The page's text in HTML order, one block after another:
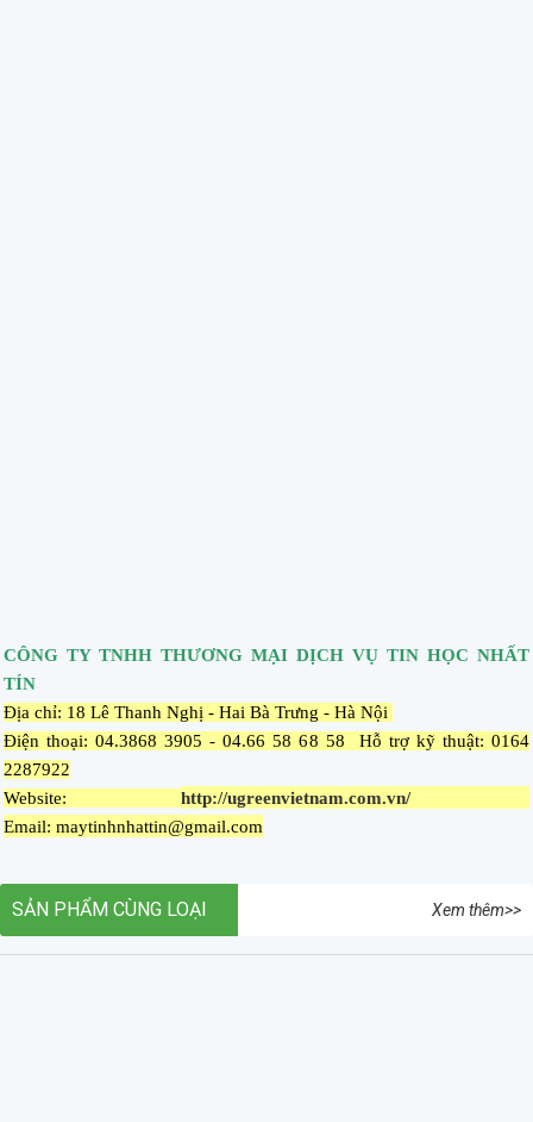
CÔNG TY TNHH THƯƠNG MẠI DỊCH VỤ TIN HỌC NHẤT
TÍN
Địa chỉ: 18 Lê Thanh Nghị - Hai Bà Trưng - Hà Nội
Điện thoại: 04.3868 3905 - 04.66 58 68 58 Hỗ trợ kỹ thuật: 0164
2287922
Website: http://ugreenvietnam.com.vn/
Email: maytinhnhattin@gmail.com
Xem thêm>>
SẢN PHẨM CÙNG LOẠI